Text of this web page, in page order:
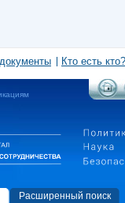
Кто есть кто?
Расширенный поиск